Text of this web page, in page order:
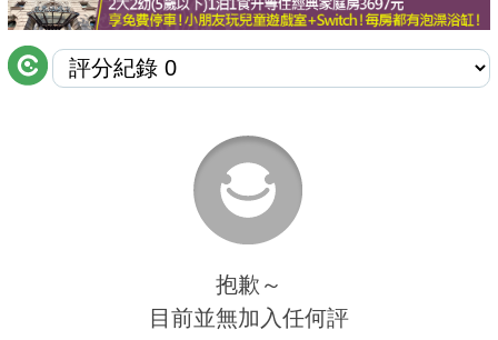
討論區
聯絡我們
抱歉～
目前並無加入任何評